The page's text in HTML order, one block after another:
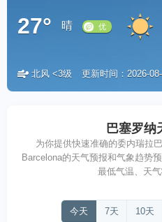
27° 晴
优
北风 <3级 更新时间：2026-
巴塞罗纳
为你提供快速准确的委内瑞拉
Barcelona的天气预报和气象趋势
最低气温、天
今天 7天 10天